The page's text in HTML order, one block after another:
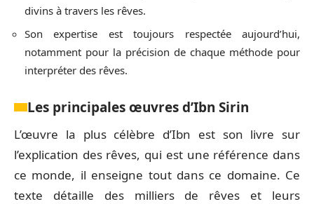
divins à travers les rêves.
Son expertise est toujours respectée aujourd’hui,
notamment pour la précision de chaque méthode pour
interpréter des rêves.
Les principales œuvres d’Ibn Sirin
L’œuvre la plus célèbre d’Ibn est son livre sur
l’explication des rêves, qui est une référence dans
ce monde, il enseigne tout dans ce domaine. Ce
texte détaille des milliers de rêves et leurs